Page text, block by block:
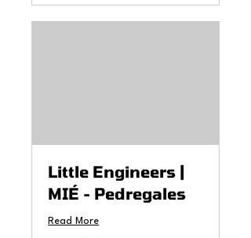
Little Engineers |
MIÉ - Pedregales
Read More